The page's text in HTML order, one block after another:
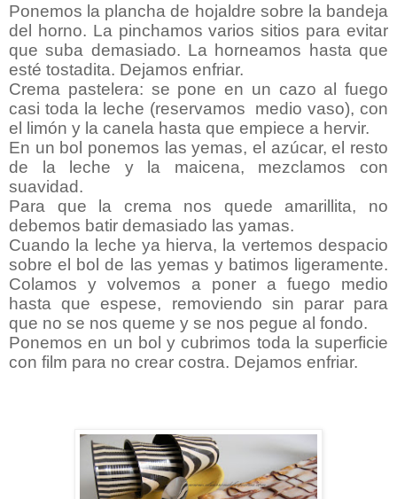
Ponemos la plancha de hojaldre sobre la bandeja
del horno. La pinchamos varios sitios para evitar
que suba demasiado. La horneamos hasta que
esté tostadita. Dejamos enfriar.
Crema pastelera: se pone en un cazo al fuego
casi toda la leche (reservamos medio vaso), con
el limón y la canela hasta que empiece a hervir.
En un bol ponemos las yemas, el azúcar, el resto
de la leche y la maicena, mezclamos con
suavidad.
Para que la crema nos quede amarillita, no
debemos batir demasiado las yamas.
Cuando la leche ya hierva, la vertemos despacio
sobre el bol de las yemas y batimos ligeramente.
Colamos y volvemos a poner a fuego medio
hasta que espese, removiendo sin parar para
que no se nos queme y se nos pegue al fondo.
Ponemos en un bol y cubrimos toda la superficie
con film para no crear costra. Dejamos enfriar.